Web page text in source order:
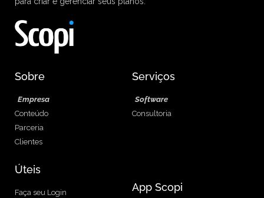
Sobre
Empresa
Conteúdo
Parceria
Clientes
Serviços
Software
Consultoria
Úteis
Faça seu Login
App Scopi